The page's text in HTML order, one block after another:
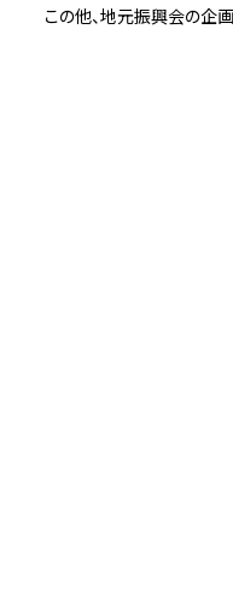
この他、地元振興会の企